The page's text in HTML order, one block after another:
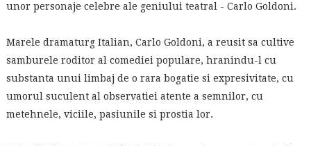
unor personaje celebre ale geniului teatral - Carlo Goldoni.
Marele dramaturg Italian, Carlo Goldoni, a reusit sa cultive
samburele roditor al comediei populare, hranindu-l cu
substanta unui limbaj de o rara bogatie si expresivitate, cu
umorul suculent al observatiei atente a semnilor, cu
metehnele, viciile, pasiunile si prostia lor.